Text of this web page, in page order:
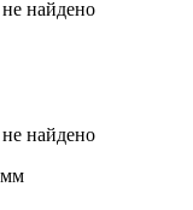
найдено
найдено
мм